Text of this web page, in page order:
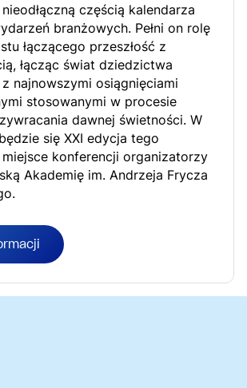
nieodłączną częścią kalendarza
branżowych. Pełni on rolę
łączącego przeszłość z
łącząc świat dziedzictwa
najnowszymi osiągnięciami
stosowanymi w procesie
dawnej świetności. W
się XXI edycja tego
konferencji organizatorzy
Akademię im. Andrzeja Frycza